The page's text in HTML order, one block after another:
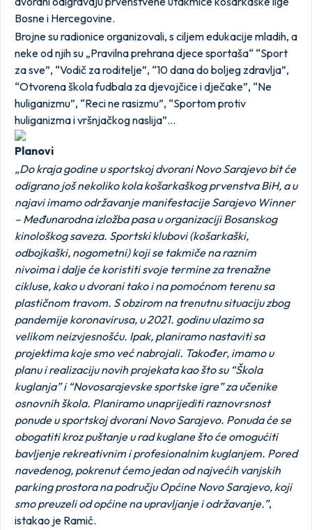
Bosne i Hercegovine.
Brojne su radionice organizovali, s ciljem edukacije mladih, a
neke od njih su „Pravilna prehrana djece sportaša“ “Sport
za sve”, “Vodič za roditelje”, “10 dana do boljeg zdravlja”,
“Otvorena škola fudbala za djevojčice i dječake”, “Ne
huliganizmu”, “Reci ne rasizmu”, “Sportom protiv
huliganizma i vršnjačkog naslija”…
Planovi
„Do kraja godine u sportskoj dvorani Novo Sarajevo bit će
odigrano još nekoliko kola košarkaškog prvenstva BiH, a u
najavi imamo održavanje manifestacije Sarajevo Winner
– Međunarodna izložba pasa u organizaciji Bosanskog
kinološkog saveza. Sportski klubovi (košarkaški,
odbojkaški, nogometni) koji se takmiče na raznim
nivoima i dalje će koristiti svoje termine za trenažne
cikluse, kako u dvorani tako i na pomoćnom terenu sa
plastičnom travom. S obzirom na trenutnu situaciju zbog
pandemije koronavirusa, u 2021. godinu ulazimo sa
velikom neizvjesnošću. Ipak, planiramo nastaviti sa
projektima koje smo već nabrojali. Također, imamo u
planu i realizaciju novih projekata kao što su “Škola
kuglanja” i “Novosarajevske sportske igre” za učenike
osnovnih škola. Planiramo unaprijediti raznovrsnost
ponude u sportskoj dvorani Novo Sarajevo. Ponuda će se
obogatiti kroz puštanje u rad kuglane što će omogućiti
bavljenje rekreativnim i profesionalnim kuglanjem. Pored
navedenog, pokrenut ćemo jedan od najvećih vanjskih
parking prostora na području Općine Novo Sarajevo, koji
smo preuzeli od općine na upravljanje i održavanje.”,
istakao je Ramić.